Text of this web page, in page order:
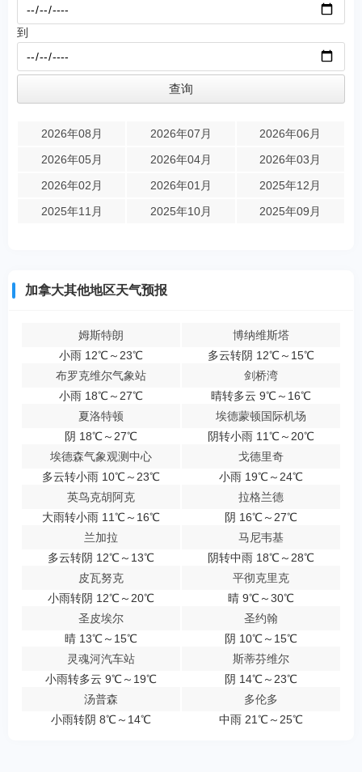
到
2026年08月 2026年07月
2026年06月
2026年05月
2026年04月
2026年03月
2026年02月
2026年01月
2025年12月
2025年11月
2025年10月 2025年09月
加拿大其他地区天气预报
姆斯特朗
小雨 12℃～23℃
博纳维斯塔
多云转阴 12℃～15℃
布罗克维尔气象站
小雨 18℃～27℃
剑桥湾
晴转多云 9℃～16℃
夏洛特顿
阴 18℃～27℃
埃德蒙顿国际机场
阴转小雨 11℃～20℃
埃德森气象观测中心
多云转小雨 10℃～23℃
戈德里奇
小雨 19℃～24℃
英鸟克胡阿克
大雨转小雨 11℃～16℃
拉格兰德
阴 16℃～27℃
兰加拉
多云转阴 12℃～13℃
马尼韦基
阴转中雨 18℃～28℃
皮瓦努克
小雨转阴 12℃～20℃
平彻克里克
晴 9℃～30℃
圣皮埃尔
晴 13℃～15℃
圣约翰
阴 10℃～15℃
灵魂河汽车站
小雨转多云 9℃～19℃
斯蒂芬维尔
阴 14℃～23℃
汤普森
小雨转阴 8℃～14℃
多伦多
中雨 21℃～25℃